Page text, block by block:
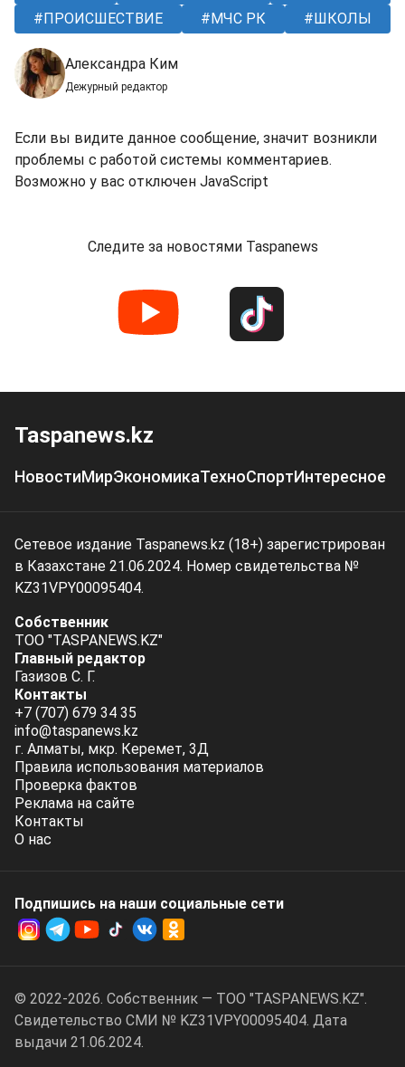
ПРОИСШЕСТВИЕ
МЧС РК ШКОЛЫ
Александра Ким
Дежурный редактор
Если вы видите данное сообщение, значит возникли
проблемы с работой системы комментариев.
Возможно у вас отключен JavaScript
Следите за новостями Taspanews
Taspanews.kz
НовостиМирЭкономикаТехноСпортИнтересное
Сетевое издание Taspanews.kz (18+) зарегистрирован
в Казахстане 21.06.2024. Номер свидетельства №
KZ31VPY00095404.
Собственник
ТОО "TASPANEWS.KZ"
Главный редактор
Газизов С. Г.
Контакты
+7 (707) 679 34 35
info@taspanews.kz
г. Алматы, мкр. Керемет, 3Д
Правила использования материалов
Проверка фактов
Реклама на сайте
Контакты
О нас
Подпишись на наши социальные cети
© 2022-2026. Собственник — ТОО "TASPANEWS.KZ".
Cвидетельство СМИ № KZ31VPY00095404. Дата
выдачи 21.06.2024.